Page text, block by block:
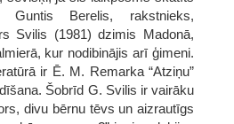
Berelis, rakstnieks,
Svilis (1981) dzimis Madonā,
kur nodibinājis arī ģimeni.
ir Ē. M. Remarka “Atziņu”
Šobrīd G. Svilis ir vairāku
divu bērnu tēvs un aizrautīgs